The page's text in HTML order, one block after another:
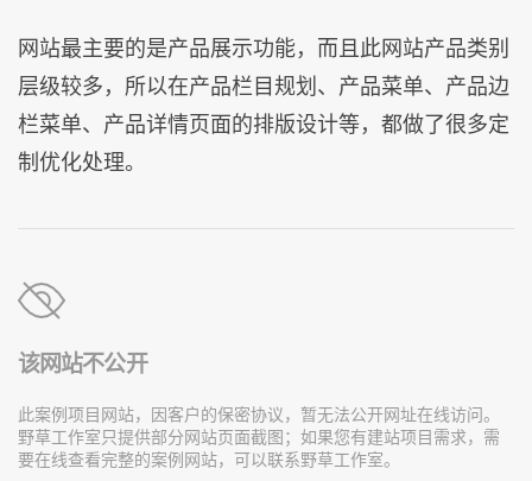
网站最主要的是产品展示功能，而且此网站产品类别
层级较多，所以在产品栏目规划、产品菜单、产品边
栏菜单、产品详情页面的排版设计等，都做了很多定
制优化处理。
该网站不公开
此案例项目网站，因客户的保密协议，暂无法公开网址在线访问。
野草工作室只提供部分网站页面截图；如果您有建站项目需求，需
要在线查看完整的案例网站，可以联系野草工作室。